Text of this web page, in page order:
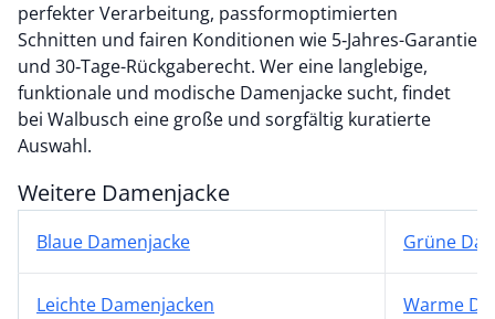
perfekter Verarbeitung, passformoptimierten
Schnitten und fairen Konditionen wie 5‑Jahres-Garantie
und 30‑Tage-Rückgaberecht. Wer eine langlebige,
funktionale und modische Damenjacke sucht, findet
bei Walbusch eine große und sorgfältig kuratierte
Auswahl.
Weitere Damenjacke
Blaue Damenjacke Grüne
Leichte Damenjacken Warme